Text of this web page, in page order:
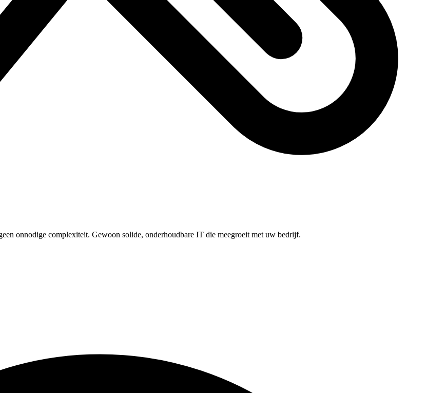
onnodige complexiteit. Gewoon solide, onderhoudbare IT die meegroeit met uw bedrijf.